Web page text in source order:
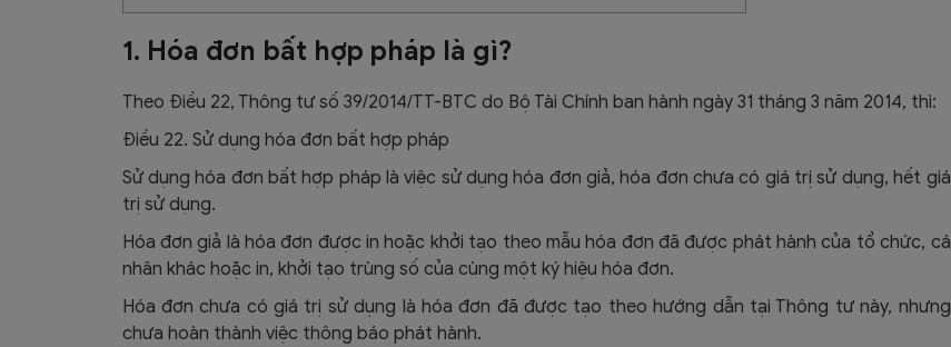
1. Hóa đơn bất hợp pháp là gì?
Theo Điều 22, Thông tư số 39/2014/TT-BTC do Bộ Tài Chính ban hành ngày 31 tháng 3 năm 2014, thì:
Điều 22. Sử dụng hóa đơn bất hợp pháp
Sử dụng hóa đơn bất hợp pháp là việc sử dụng hóa đơn giả, hóa đơn chưa có giá trị sử dụng, hết giá
trị sử dụng.
Hóa đơn giả là hóa đơn được in hoặc khởi tạo theo mẫu hóa đơn đã được phát hành của tổ chức, cá
nhân khác hoặc in, khởi tạo trùng số của cùng một ký hiệu hóa đơn.
Hóa đơn chưa có giá trị sử dụng là hóa đơn đã được tạo theo hướng dẫn tại Thông tư này, nhưng
chưa hoàn thành việc thông báo phát hành.